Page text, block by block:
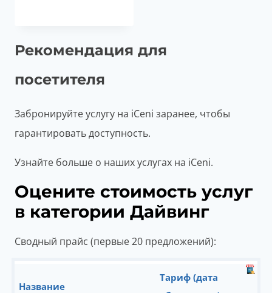
Рекомендация для
посетителя
Забронируйте услугу на iCeni заранее, чтобы
гарантировать доступность.
Узнайте больше о наших услугах на iCeni.
Оцените стоимость услуг
в категории Дайвинг
Сводный прайс (первые 20 предложений):
Название
Тариф (дата